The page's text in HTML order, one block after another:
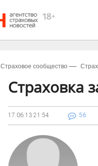
Страховое сообщество
Страховка
17.06.13 21:54 56